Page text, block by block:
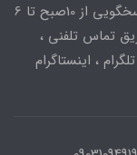
ساعت پاسخگویی از 10صبح تا 6
تماس تلفنی ،
، اینستاگرام